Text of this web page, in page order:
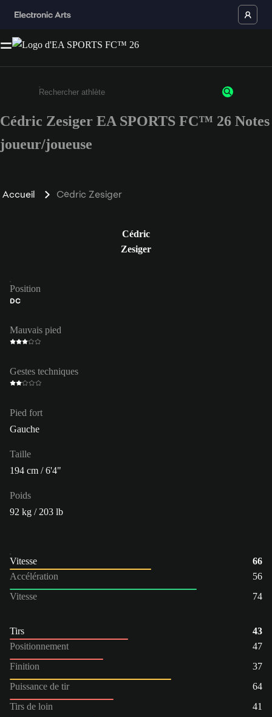
Saisissez au moins 3 caractères ou chiffres.
Cédric Zesiger EA SPORTS FC™ 26 Notes
joueur/joueuse
Accueil Cédric Zesiger
Cédric
Zesiger
Position
DC
Mauvais pied
Gestes techniques
Pied fort
Gauche
Taille
194 cm / 6'4"
Poids
92 kg / 203 lb
Vitesse
66
Accélération
56
Vitesse
74
Tirs
43
Positionnement
47
Finition
37
Puissance de tir
64
Tirs de loin
41